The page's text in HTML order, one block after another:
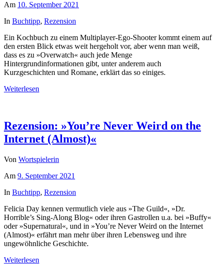
Am 10. September 2021
In Buchtipp, Rezension
Ein Kochbuch zu einem Multiplayer-Ego-Shooter kommt einem auf
den ersten Blick etwas weit hergeholt vor, aber wenn man weiß,
dass es zu »Overwatch« auch jede Menge
Hintergrundinformationen gibt, unter anderem auch
Kurzgeschichten und Romane, erklärt das so einiges.
Weiterlesen
Rezension: »You’re Never Weird on the
Internet (Almost)«
Von Wortspielerin
Am 9. September 2021
In Buchtipp, Rezension
Felicia Day kennen vermutlich viele aus »The Guild«, »Dr.
Horrible’s Sing-Along Blog« oder ihren Gastrollen u.a. bei »Buffy«
oder »Supernatural«, und in »You’re Never Weird on the Internet
(Almost)« erfährt man mehr über ihren Lebensweg und ihre
ungewöhnliche Geschichte.
Weiterlesen